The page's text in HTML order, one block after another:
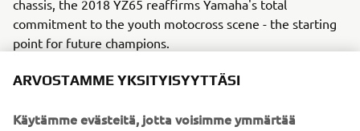
chassis, the 2018 YZ65 reaffirms Yamaha's total
commitment to the youth motocross scene - the starting
point for future champions.
YZ65 boasts an all-new 65cc 2-stroke liquid-cooled engine
(YPVS) – giving smooth power delivery and optimizing
ARVOSTAMME YKSITYISYYTTÄSI
Käytämme evästeitä, jotta voisimme ymmärtää